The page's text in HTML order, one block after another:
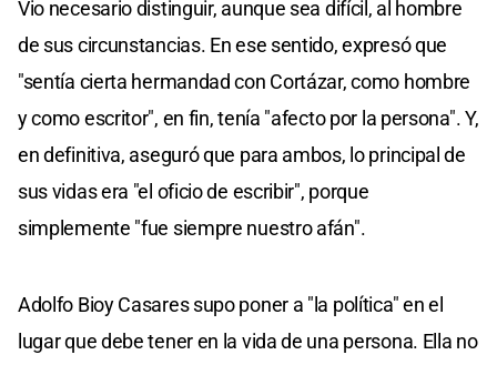
Vio necesario distinguir, aunque sea difícil, al hombre
de sus circunstancias. En ese sentido, expresó que
"sentía cierta hermandad con Cortázar, como hombre
y como escritor", en fin, tenía "afecto por la persona". Y,
en definitiva, aseguró que para ambos, lo principal de
sus vidas era "el oficio de escribir", porque
simplemente "fue siempre nuestro afán".
Adolfo Bioy Casares supo poner a "la política" en el
lugar que debe tener en la vida de una persona. Ella no